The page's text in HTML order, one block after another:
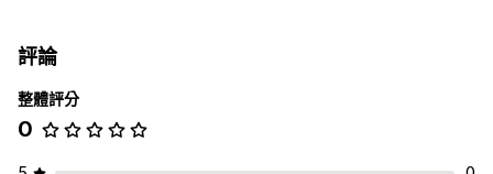
評論
整體評分
0